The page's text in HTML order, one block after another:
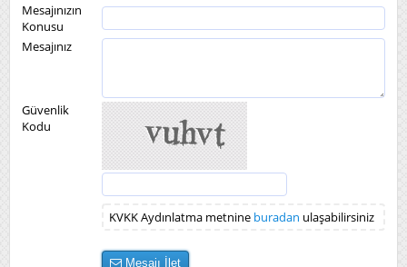
Mesajınızın
Konusu
Mesajınız
Güvenlik
Kodu
KVKK Aydınlatma metnine buradan ulaşabilirsiniz
Mesajı İlet